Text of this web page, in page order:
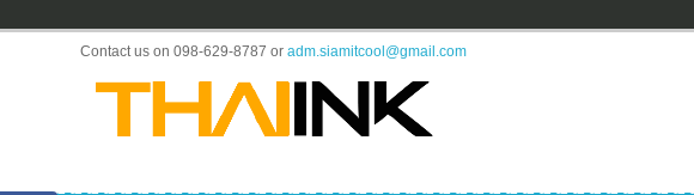
Contact us on 098-629-8787 oradm.siamitcool@gmail.com